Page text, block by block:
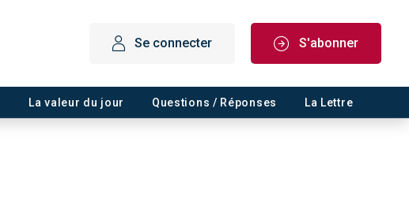
Se connecter S'abonner
La valeur du jour Questions / Réponses La Lettre